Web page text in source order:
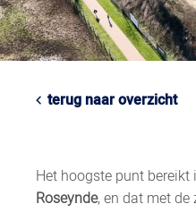
terug naar overzicht
Het hoogste punt
Roseynde, en dat met de